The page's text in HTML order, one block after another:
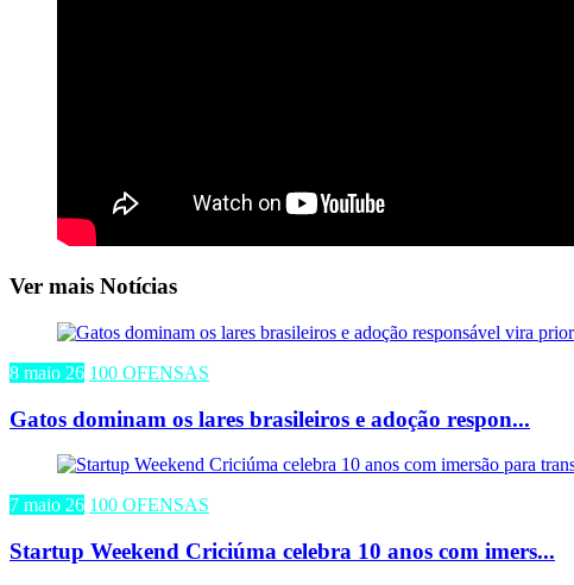
Ver mais Notícias
8 maio 26 100 OFENSAS
Gatos dominam os lares brasileiros e adoção respon...
7 maio 26 100 OFENSAS
Startup Weekend Criciúma celebra 10 anos com imers...